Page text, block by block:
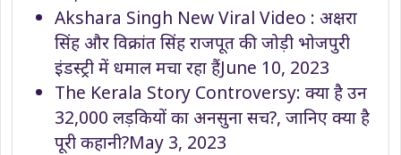
Akshara Singh New Viral Video : अक्षरा
सिंह और विक्रांत सिंह राजपूत की जोड़ी भोजपुरी
इंडस्ट्री में धमाल मचा रहा हैंJune 10, 2023
The Kerala Story Controversy: क्या है उन
32,000 लड़कियों का अनसुना सच?, जानिए क्या है
पूरी कहानी?May 3, 2023